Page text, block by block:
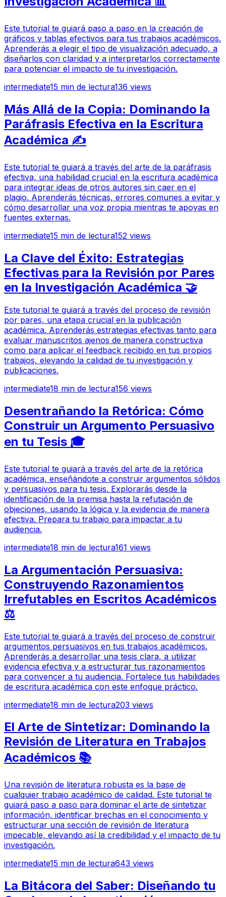
Este tutorial te guiará paso a paso en la creación de
gráficos y tablas efectivos para tus trabajos académicos.
Aprenderás a elegir el tipo de visualización adecuado, a
diseñarlos con claridad y a interpretarlos correctamente
para potenciar el impacto de tu investigación.
intermediate15 min de lectura136 views
Más Allá de la Copia: Dominando la
Paráfrasis Efectiva en la Escritura
Académica ✍️
Este tutorial te guiará a través del arte de la paráfrasis
efectiva, una habilidad crucial en la escritura académica
para integrar ideas de otros autores sin caer en el
plagio. Aprenderás técnicas, errores comunes a evitar y
cómo desarrollar una voz propia mientras te apoyas en
fuentes externas.
intermediate15 min de lectura152 views
La Clave del Éxito: Estrategias
Efectivas para la Revisión por Pares
en la Investigación Académica 🤝
Este tutorial te guiará a través del proceso de revisión
por pares, una etapa crucial en la publicación
académica. Aprenderás estrategias efectivas tanto para
evaluar manuscritos ajenos de manera constructiva
como para aplicar el feedback recibido en tus propios
trabajos, elevando la calidad de tu investigación y
publicaciones.
intermediate18 min de lectura156 views
Desentrañando la Retórica: Cómo
Construir un Argumento Persuasivo
en tu Tesis 🎓
Este tutorial te guiará a través del arte de la retórica
académica, enseñándote a construir argumentos sólidos
y persuasivos para tu tesis. Explorarás desde la
identificación de la premisa hasta la refutación de
objeciones, usando la lógica y la evidencia de manera
efectiva. Prepara tu trabajo para impactar a tu
audiencia.
intermediate18 min de lectura161 views
La Argumentación Persuasiva:
Construyendo Razonamientos
Irrefutables en Escritos Académicos
⚖️
Este tutorial te guiará a través del proceso de construir
argumentos persuasivos en tus trabajos académicos.
Aprenderás a desarrollar una tesis clara, a utilizar
evidencia efectiva y a estructurar tus razonamientos
para convencer a tu audiencia. Fortalece tus habilidades
de escritura académica con este enfoque práctico.
intermediate18 min de lectura203 views
El Arte de Sintetizar: Dominando la
Revisión de Literatura en Trabajos
Académicos 📚
Una revisión de literatura robusta es la base de
cualquier trabajo académico de calidad. Este tutorial te
guiará paso a paso para dominar el arte de sintetizar
información, identificar brechas en el conocimiento y
estructurar una sección de revisión de literatura
impecable, elevando así la credibilidad y el impacto de tu
investigación.
intermediate15 min de lectura643 views
La Bitácora del Saber: Diseñando tu